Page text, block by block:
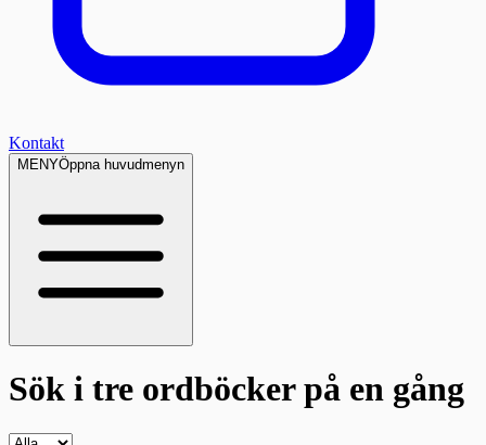
Kontakt
MENYÖppna huvudmenyn
Sök i tre ordböckerpå en gång